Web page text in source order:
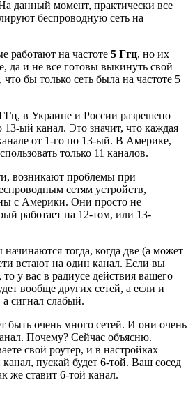
данный момент, практически все
беспроводную сеть на
работают на частоте 5 Ггц, но их
да и не все готовы выкинуть свой
бы только сеть была на частоте 5
в Украине и России разрешено
13-ый канал. Это значит, что каждая
от 1-го по 13-ый. В Америке,
только 11 каналов.
возникают проблемы при
сетям устройств,
с Америки. Они просто не
работает на 12-том, или 13-
тогда, когда две (а может
встают на один канал. Если вы
у вас в радиусе действия вашего
вообще других сетей, а если и
а сигнал слабый.
быть очень много сетей. И они очень
Почему? Сейчас объясню.
свой роутер, и в настройках
пускай будет 6-той. Ваш сосед
же ставит 6-той канал.